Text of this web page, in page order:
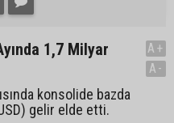
1,7 Milyar
konsolide bazda
gelir elde etti.
A+
A-